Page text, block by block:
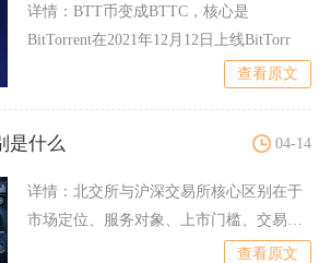
详情： BTT币变成BTTC，核心是
BitTorrent在2021年12月12日上线BitTorr
查看原文
是什么 04-14
详情： 北交所与沪深交易所核心区别在于
市场定位、服务对象、上市门槛、交易规
查看原文